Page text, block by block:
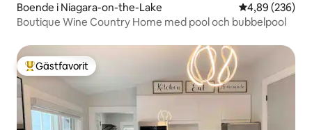
Boende i Niagara-on-the-Lake 4,89 av 5 i
4,89 (236)
Boutique Wine Country Home med pool och bubbelpool
Populär gästfavorit
Gästfavorit